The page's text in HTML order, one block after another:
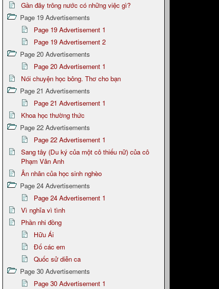
Gần đây trông nước có những việc gì?
Page 19 Advertisements
Page 19 Advertisement 1
Page 19 Advertisement 2
Page 20 Advertisements
Page 20 Advertisement 1
Nói chuyện học bông. Thơ cho bạn
Page 21 Advertisements
Page 21 Advertisement 1
Khoa học thường thức
Page 22 Advertisements
Page 22 Advertisement 1
Sang tây (Du ký của một cô thiếu nữ) của cô
Phạm Vân Anh
Ân nhân của học sinh nghèo
Page 24 Advertisements
Page 24 Advertisement 1
Vì nghĩa vì tình
Phần nhi đồng
Hữu Ái
Đố các em
Quốc sử diễn ca
Page 30 Advertisements
Page 30 Advertisement 1